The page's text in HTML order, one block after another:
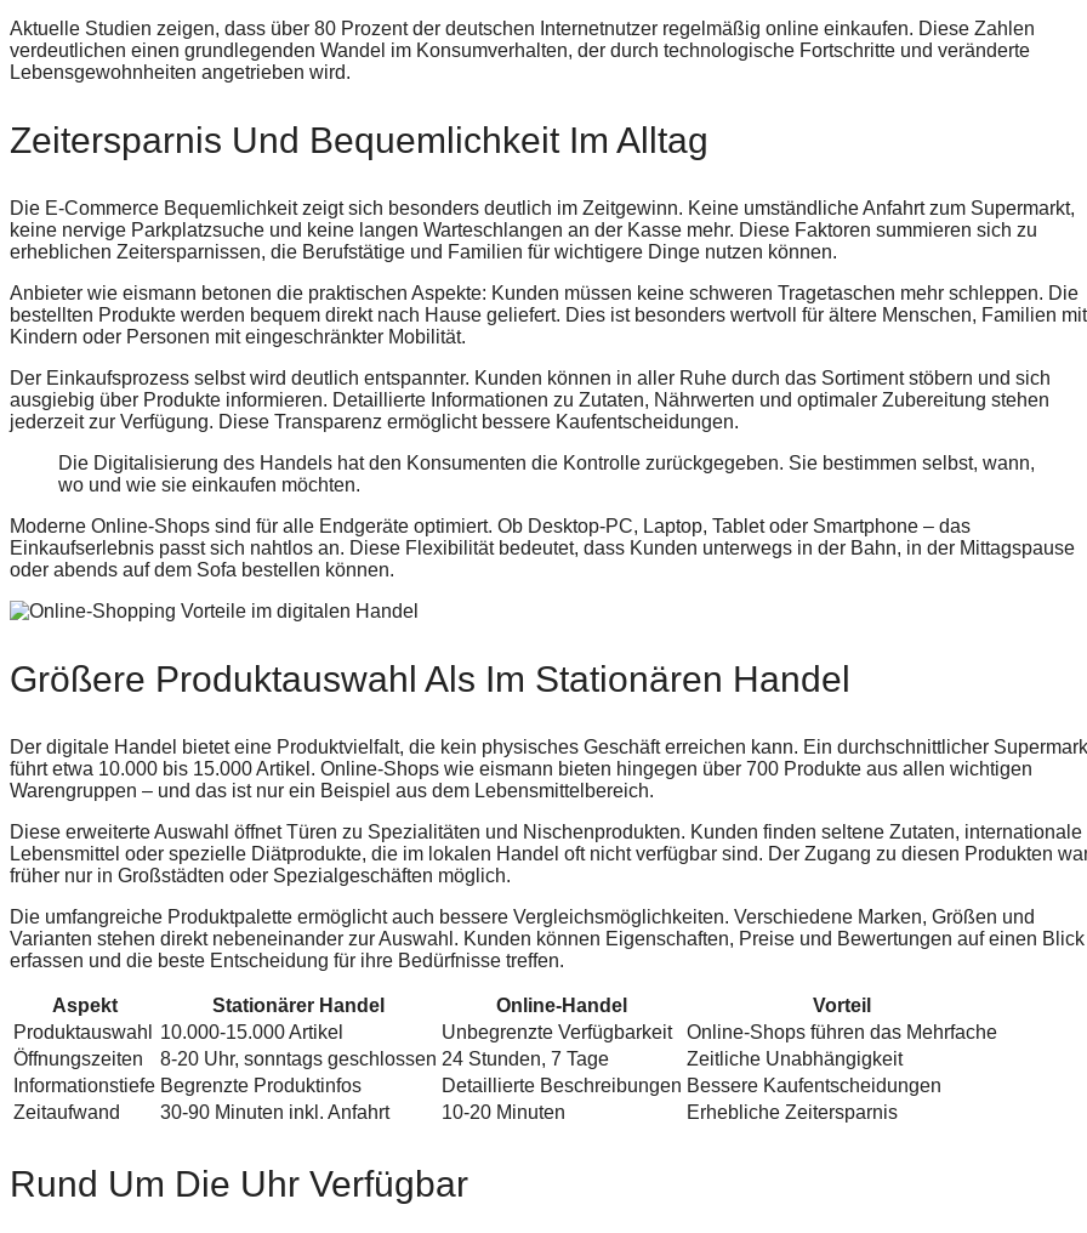
Aktuelle Studien zeigen, dass über 80 Prozent der deutschen Internetnutzer regelmäßig online einkaufen. Diese Zahlen
verdeutlichen einen grundlegenden Wandel im Konsumverhalten, der durch technologische Fortschritte und veränderte
Lebensgewohnheiten angetrieben wird.
Zeitersparnis Und Bequemlichkeit Im Alltag
Die E-Commerce Bequemlichkeit zeigt sich besonders deutlich im Zeitgewinn. Keine umständliche Anfahrt zum Supermarkt,
keine nervige Parkplatzsuche und keine langen Warteschlangen an der Kasse mehr. Diese Faktoren summieren sich zu
erheblichen Zeitersparnissen, die Berufstätige und Familien für wichtigere Dinge nutzen können.
Anbieter wie eismann betonen die praktischen Aspekte: Kunden müssen keine schweren Tragetaschen mehr schleppen. Die
bestellten Produkte werden bequem direkt nach Hause geliefert. Dies ist besonders wertvoll für ältere Menschen, Familien mit
Kindern oder Personen mit eingeschränkter Mobilität.
Der Einkaufsprozess selbst wird deutlich entspannter. Kunden können in aller Ruhe durch das Sortiment stöbern und sich
ausgiebig über Produkte informieren. Detaillierte Informationen zu Zutaten, Nährwerten und optimaler Zubereitung stehen
jederzeit zur Verfügung. Diese Transparenz ermöglicht bessere Kaufentscheidungen.
Die Digitalisierung des Handels hat den Konsumenten die Kontrolle zurückgegeben. Sie bestimmen selbst, wann,
wo und wie sie einkaufen möchten.
Moderne Online-Shops sind für alle Endgeräte optimiert. Ob Desktop-PC, Laptop, Tablet oder Smartphone – das
Einkaufserlebnis passt sich nahtlos an. Diese Flexibilität bedeutet, dass Kunden unterwegs in der Bahn, in der Mittagspause
oder abends auf dem Sofa bestellen können.
Größere Produktauswahl Als Im Stationären Handel
Der digitale Handel bietet eine Produktvielfalt, die kein physisches Geschäft erreichen kann. Ein durchschnittlicher
führt etwa 10.000 bis 15.000 Artikel. Online-Shops wie eismann bieten hingegen über 700 Produkte aus allen wichtigen
Warengruppen – und das ist nur ein Beispiel aus dem Lebensmittelbereich.
Diese erweiterte Auswahl öffnet Türen zu Spezialitäten und Nischenprodukten. Kunden finden seltene Zutaten, internationale
Lebensmittel oder spezielle Diätprodukte, die im lokalen Handel oft nicht verfügbar sind. Der Zugang zu diesen Produkten
früher nur in Großstädten oder Spezialgeschäften möglich.
Die umfangreiche Produktpalette ermöglicht auch bessere Vergleichsmöglichkeiten. Verschiedene Marken, Größen und
Varianten stehen direkt nebeneinander zur Auswahl. Kunden können Eigenschaften, Preise und Bewertungen auf einen Blick
erfassen und die beste Entscheidung für ihre Bedürfnisse treffen.
Aspekt Stationärer Handel Online-Handel
Vorteil
Produktauswahl
10.000-15.000 Artikel Unbegrenzte Verfügbarkeit
Online-Shops führen das Mehrfache
Öffnungszeiten
8-20 Uhr, sonntags geschlossen 24 Stunden, 7 Tage
Zeitliche Unabhängigkeit
Informationstiefe Begrenzte Produktinfos Detaillierte Beschreibungen Bessere Kaufentscheidungen
Zeitaufwand
30-90 Minuten inkl. Anfahrt 10-20 Minuten Erhebliche Zeitersparnis
Rund Um Die Uhr Verfügbar